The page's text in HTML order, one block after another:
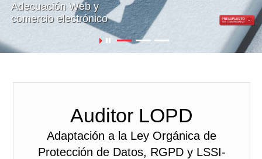
Adecuación Web y
comercio electrónico
Auditor LOPD
Adaptación a la Ley Orgánica de
Protección de Datos, RGPD y LSSI-